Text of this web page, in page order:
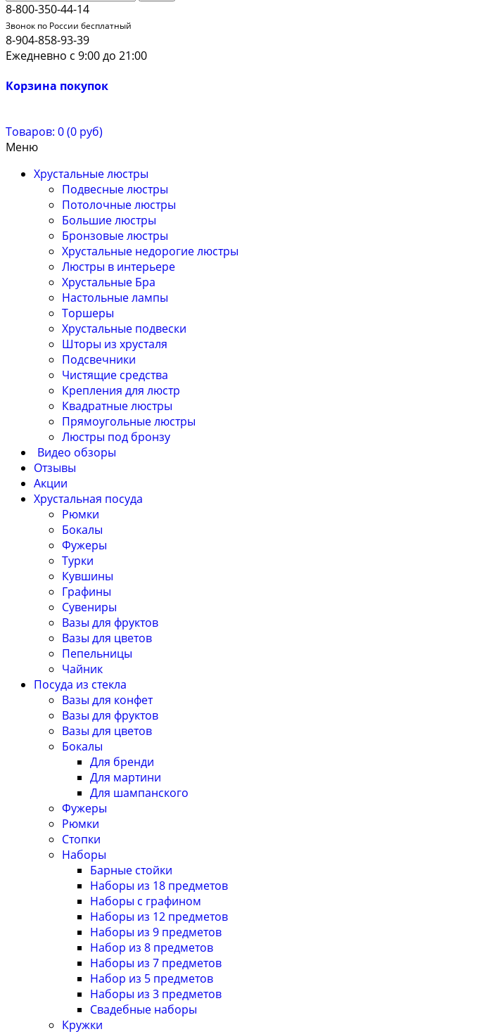
8-800-350-44-14
Звонок по России бесплатный
8-904-858-93-39
Ежедневно с 9:00 до 21:00
Корзина покупок
Товаров: 0 (0 руб)
Меню
Хрустальные люстры
Подвесные люстры
Потолочные люстры
Большие люстры
Бронзовые люстры
Хрустальные недорогие люстры
Люстры в интерьере
Хрустальные Бра
Настольные лампы
Торшеры
Хрустальные подвески
Шторы из хрусталя
Подсвечники
Чистящие средства
Крепления для люстр
Квадратные люстры
Прямоугольные люстры
Люстры под бронзу
Видео обзоры
Отзывы
Акции
Хрустальная посуда
Рюмки
Бокалы
Фужеры
Турки
Кувшины
Графины
Сувениры
Вазы для фруктов
Вазы для цветов
Пепельницы
Чайник
Посуда из стекла
Вазы для конфет
Вазы для фруктов
Вазы для цветов
Бокалы
Для бренди
Для мартини
Для шампанского
Фужеры
Рюмки
Стопки
Наборы
Барные стойки
Наборы из 18 предметов
Наборы с графином
Наборы из 12 предметов
Наборы из 9 предметов
Набор из 8 предметов
Наборы из 7 предметов
Набор из 5 предметов
Наборы из 3 предметов
Свадебные наборы
Кружки